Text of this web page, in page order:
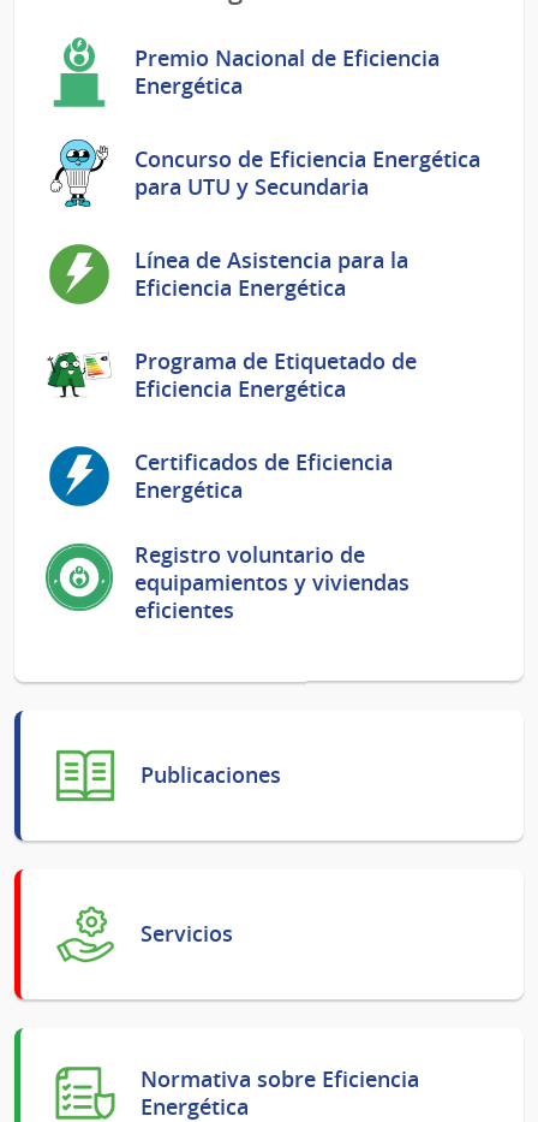
Premio Nacional de Eficiencia
Energética
Concurso de Eficiencia Energética
para UTU y Secundaria
Línea de Asistencia para la
Eficiencia Energética
Programa de Etiquetado de
Eficiencia Energética
Certificados de Eficiencia
Energética
Registro voluntario de
equipamientos y viviendas
eficientes
Publicaciones
Servicios
Normativa sobre Eficiencia
Energética